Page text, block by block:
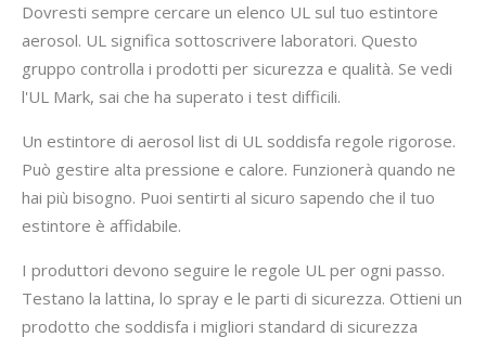
Dovresti sempre cercare un elenco UL sul tuo estintore
aerosol. UL significa sottoscrivere laboratori. Questo
gruppo controlla i prodotti per sicurezza e qualità. Se vedi
l'UL Mark, sai che ha superato i test difficili.
Un estintore di aerosol list di UL soddisfa regole rigorose.
Può gestire alta pressione e calore. Funzionerà quando ne
hai più bisogno. Puoi sentirti al sicuro sapendo che il tuo
estintore è affidabile.
I produttori devono seguire le regole UL per ogni passo.
Testano la lattina, lo spray e le parti di sicurezza. Ottieni un
prodotto che soddisfa i migliori standard di sicurezza